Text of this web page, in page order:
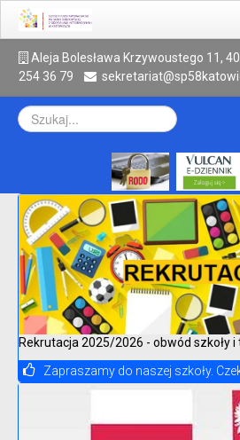
Aktualności
Rodzic
Kontakt
Archiwum
A leja Bolesława Krzywoustego 11,
254 36 79
Rekrutacja 2025/2026 - obwód szkoły i
Zapraszamy do naszej szkoły.